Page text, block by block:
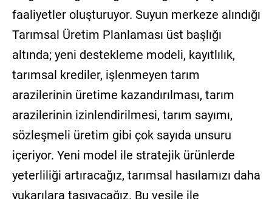
faaliyetler oluşturuyor. Suyun merkeze alındığı
Tarımsal Üretim Planlaması üst başlığı
altında; yeni destekleme modeli, kayıtlılık,
tarımsal krediler, işlenmeyen tarım
arazilerinin üretime kazandırılması, tarım
arazilerinin izinlendirilmesi, tarım sayımı,
sözleşmeli üretim gibi çok sayıda unsuru
içeriyor. Yeni model ile stratejik ürünlerde
yeterliliği artıracağız, tarımsal hasılamızı daha
yukarılara taşıyacağız. Bu vesile ile